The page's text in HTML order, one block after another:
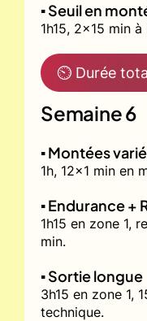
▪️ Seuil en
1h15, 2x15 min
⏲ Durée
Semaine 6
▪️ Montées
1h, 12x1 min en
▪️ Endurance +
1h15 en zone 1,
min.
▪️ Sortie longue
3h15 en zone 1,
technique.